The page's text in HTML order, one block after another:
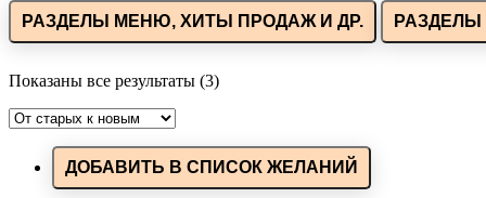
РАЗДЕЛЫ МЕНЮ, ХИТЫ ПРОДАЖ И ДР.
Показаны все результаты (3)
ДОБАВИТЬ В СПИСОК ЖЕЛАНИЙ